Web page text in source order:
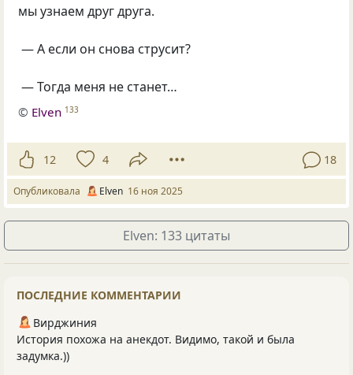
мы узнаем друг друга.
— А если он снова струсит?
— Тогда меня не станет…
© Elven 133
12 4 18
Опубликовала Elven 16 ноя 2025
Elven: 133 цитаты
ПОСЛЕДНИЕ КОММЕНТАРИИ
Вирджиния
История похожа на анекдот. Видимо, такой и была
задумка.))